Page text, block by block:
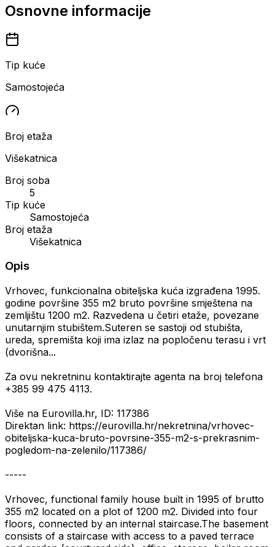
Osnovne informacije
Tip kuće
Samostojeća
Broj etaža
Višekatnica
Broj soba
5
Tip kuće
Samostojeća
Broj etaža
Višekatnica
Opis
Vrhovec, funkcionalna obiteljska kuća izgrađena 1995.
godine površine 355 m2 bruto površine smještena na
zemljištu 1200 m2. Razvedena u četiri etaže, povezane
unutarnjim stubištem.Suteren se sastoji od stubišta,
ureda, spremišta koji ima izlaz na popločenu terasu i vrt
(dvorišna...
Za ovu nekretninu kontaktirajte agenta na broj telefona
+385 99 475 4113.
Više na Eurovilla.hr, ID: 117386
Direktan link: https://eurovilla.hr/nekretnina/vrhovec-
obiteljska-kuca-bruto-povrsine-355-m2-s-prekrasnim-
pogledom-na-zelenilo/117386/
-----
Vrhovec, functional family house built in 1995 of brutto
355 m2 located on a plot of 1200 m2. Divided into four
floors, connected by an internal staircase.The basement
consists of a staircase with access to a paved terrace